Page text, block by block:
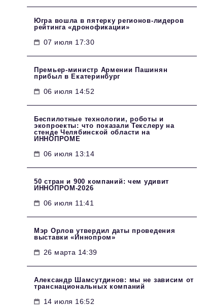
Югра вошла в пятерку регионов-лидеров
рейтинга «дронофикации»
07 июля 17:30
Премьер-министр Армении Пашинян
прибыл в Екатеринбург
06 июля 14:52
Беспилотные технологии, роботы и
экопроекты: что показали Текслеру на
стенде Челябинской области на
ИННОПРОМЕ
06 июля 13:14
50 стран и 900 компаний: чем удивит
ИННОПРОМ‑2026
06 июля 11:41
Мэр Орлов утвердил даты проведения
выставки «Иннопром»
26 марта 14:39
Александр Шамсутдинов: мы не зависим от
транснациональных компаний
14 июля 16:52